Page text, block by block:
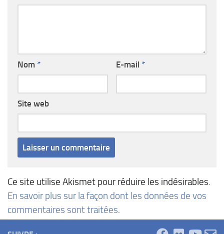
Nom * E-mail *
Site web
Ce site utilise Akismet pour réduire les indésirables.
En savoir plus sur la façon dont les données de vos
commentaires sont traitées.